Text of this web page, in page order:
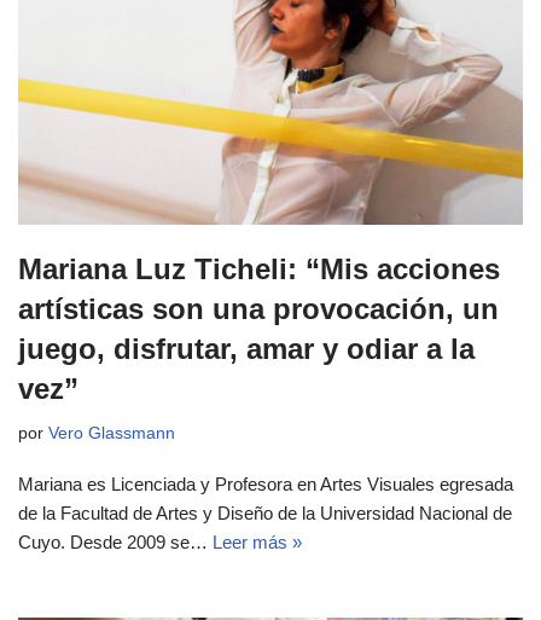
Mariana Luz Ticheli: “Mis acciones
artísticas son una provocación, un
juego, disfrutar, amar y odiar a la
vez”
por Vero Glassmann
Mariana es Licenciada y Profesora en Artes Visuales egresada
de la Facultad de Artes y Diseño de la Universidad Nacional de
Cuyo. Desde 2009 se… Leer más »